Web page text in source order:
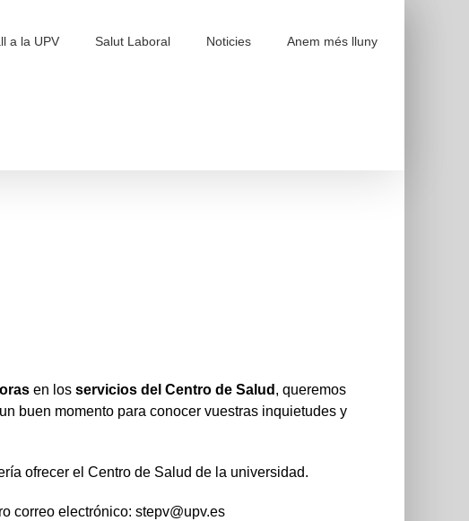
a la UPV Salut Laboral Noticies Anem més lluny
en los servicios del Centro de Salud , queremos
buen momento para conocer vuestras inquietudes y
ofrecer el Centro de Salud de la universidad.
correo electrónico: stepv@upv.es